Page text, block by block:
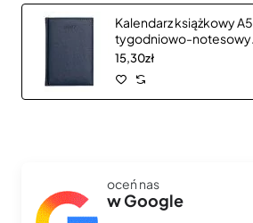
Kalendarz książkowy A5
tygodniowo-notesowy
Nebraska
15,30zł
oceń nas
w Google